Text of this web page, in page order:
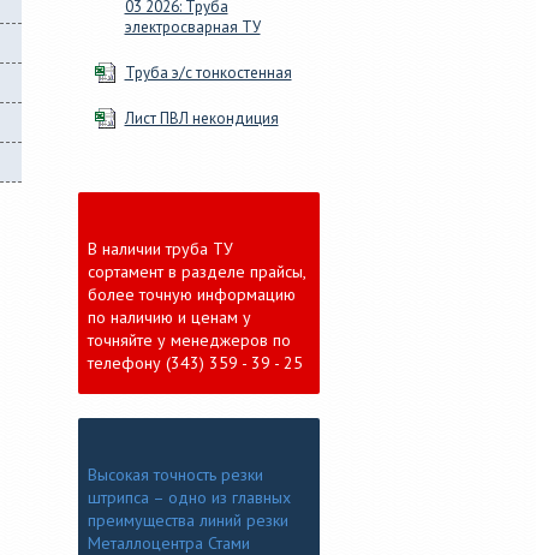
03 2026: Труба
электросварная ТУ
Труба э/с тонкостенная
Лист ПВЛ некондиция
В наличии труба ТУ
сортамент в разделе прайсы,
более точную информацию
по наличию и ценам у
точняйте у менеджеров по
телефону (343) 359 - 39 - 25
Высокая точность резки
штрипса – одно из главных
преимущества линий резки
Металлоцентра Стами